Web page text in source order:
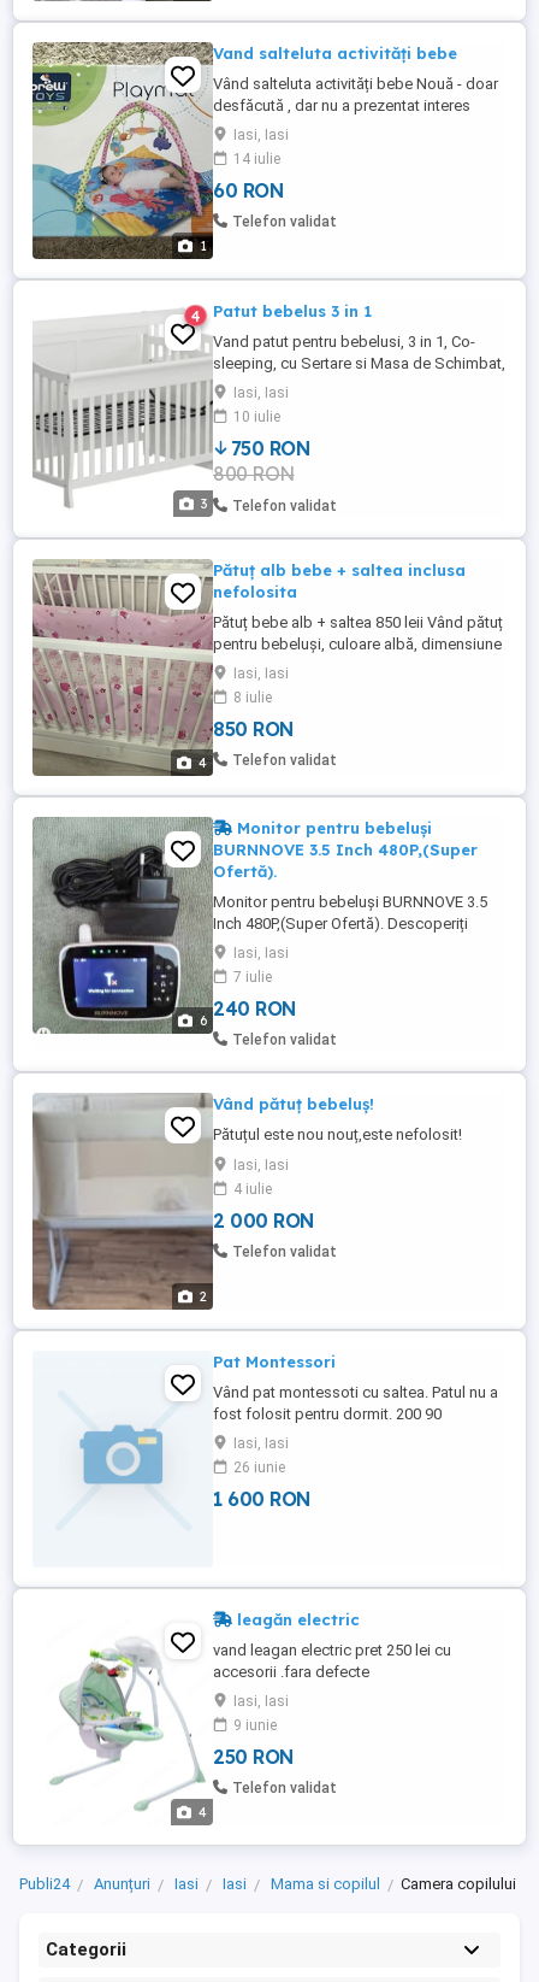
1
Vand salteluta activități bebe
Vând salteluta activități bebe Nouă - doar
desfăcută , dar nu a prezentat interes
pentru fetița Preț - 60 lei
Iasi, Iasi
14 iulie
60 RON
Telefon validat
3
4 Patut bebelus 3 in 1
Vand patut pentru bebelusi, 3 in 1, Co-
sleeping, cu Sertare si Masa de Schimbat,
din Lemn de Pin Solid, Craft, 159 x 74 x
100 cm, Alb - include si salteaua.
Iasi, Iasi
10 iulie
750 RON
800 RON
Telefon validat
4
Pătuț alb bebe + saltea inclusa
nefolosita
Pătuț bebe alb + saltea 850 leii Vând pătuț
pentru bebeluși, culoare albă, dimensiune
standard, împreună cu salteaua,( fara
laterale) Pătuțul este aproape nefolosit,
foarte bine întreținut și în stare foarte
bună. Dispune de sertar pentru
depozitare, care prezintă o mică
Iasi, Iasi
8 iulie
850 RON
Telefon validat
6
Monitor pentru bebeluși
BURNNOVE 3.5 Inch 480P,(Super
Ofertă).
Monitor pentru bebeluși BURNNOVE 3.5
Inch 480P,(Super Ofertă). Descoperiți
monitorul video pentru bebeluși
BURNNOVE,soluția perfectă pentru părinții
moderni preocupați de siguranța și
confortul copiilor lor. Monitorul video
BURNNOVE este un instrument excelent
Iasi, Iasi
7 iulie
240 RON
Telefon validat
2
Vând pătuț bebeluș!
Pătuțul este nou nouț,este nefolosit!
Iasi, Iasi
4 iulie
2 000 RON
Telefon validat
Pat Montessori
Vând pat montessoti cu saltea. Patul nu a
fost folosit pentru dormit. 200 90
Iasi, Iasi
26 iunie
1 600 RON
4
leagăn electric
vand leagan electric pret 250 lei cu
accesorii .fara defecte
Iasi, Iasi
9 iunie
250 RON
Telefon validat
Publi24 Anunțuri Iasi Iasi Mama si copilul Camera copilului
Categorii